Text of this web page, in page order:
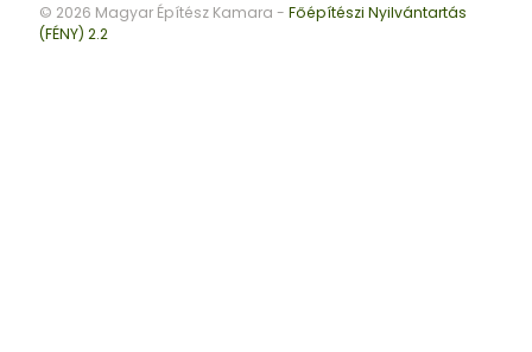
© 2026 Magyar Építész Kamara - Főépítészi Nyilvántartás
(FÉNY) 2.2